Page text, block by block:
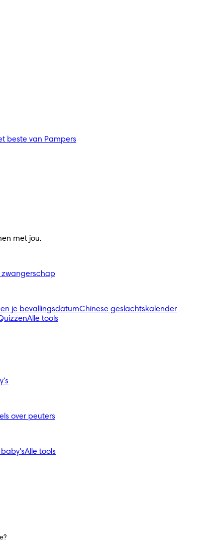
beste van Pampers
met jou.
zwangerschap
je bevallingsdatumChinese geslachtskalender
Alle tools
over peuters
Alle tools